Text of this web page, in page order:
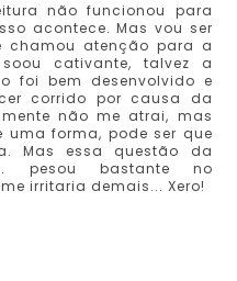
não funcionou para
acontece. Mas vou ser
chamou atenção para a
cativante, talvez a
foi bem desenvolvido e
corrido por causa da
não me atrai, mas
forma, pode ser que
Mas essa questão da
pesou bastante no
irritaria demais... Xero!